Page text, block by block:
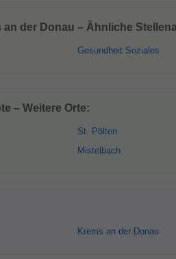
der Donau – Ähnliche
Gesundheit Soziales
– Weitere Orte:
St. Pölten
Mistelbach
Krems an der Donau